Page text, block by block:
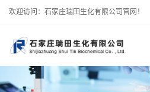
欢迎访问：石家庄瑞田生化有限公司官网！